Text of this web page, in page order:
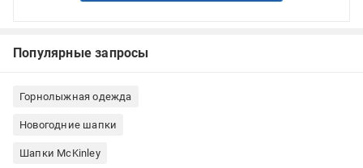
Популярные запросы
Горнолыжная одежда
Новогодние шапки
Шапки McKinley